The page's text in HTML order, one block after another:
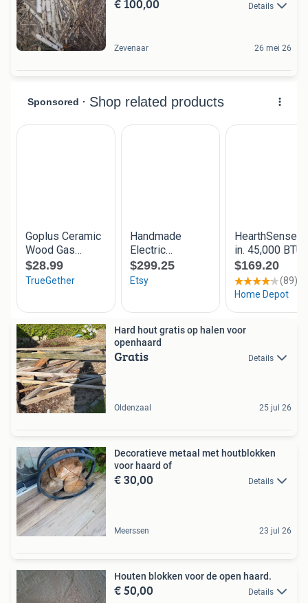
€ 100,00 Details
Zevenaar 26 mei 26
Hard hout gratis op halen voor
openhaard
Gratis Details
Oldenzaal 25 jul 26
Decoratieve metaal met houtblokken
voor haard of
€ 30,00 Details
Meerssen 23 jul 26
Houten blokken voor de open haard.
€ 50,00 Details